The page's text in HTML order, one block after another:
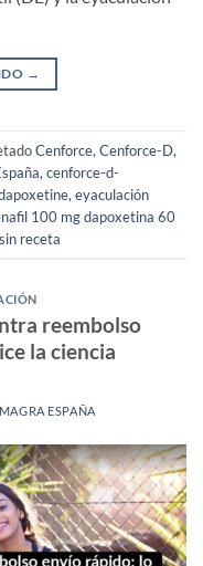
→
Cenforce, Cenforce-D,
, cenforce-d-
, eyaculación
100 mg dapoxetina 60
sin receta
reembolso
la ciencia
ESPAÑA